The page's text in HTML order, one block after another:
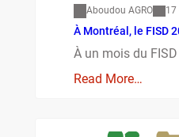
Aboudou AGRO 17
À Montréal, le FISD
À un mois du
Read More…